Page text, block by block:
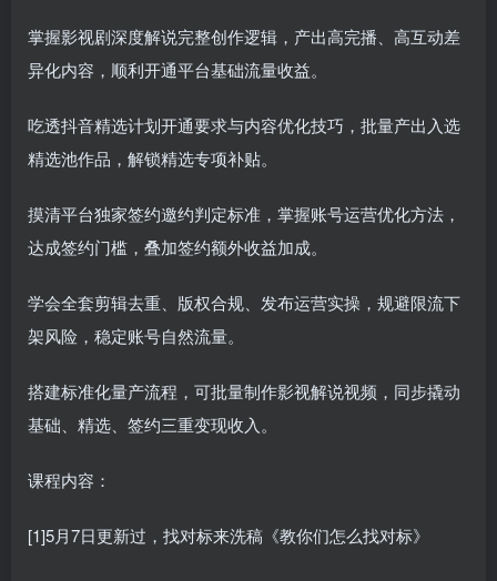
掌握影视剧深度解说完整创作逻辑，产出高完播、高互动差
异化内容，顺利开通平台基础流量收益。
吃透抖音精选计划开通要求与内容优化技巧，批量产出入选
精选池作品，解锁精选专项补贴。
摸清平台独家签约邀约判定标准，掌握账号运营优化方法，
达成签约门槛，叠加签约额外收益加成。
学会全套剪辑去重、版权合规、发布运营实操，规避限流下
架风险，稳定账号自然流量。
搭建标准化量产流程，可批量制作影视解说视频，同步撬动
基础、精选、签约三重变现收入。
课程内容：
[1]5月7日更新过，找对标来洗稿《教你们怎么找对标》